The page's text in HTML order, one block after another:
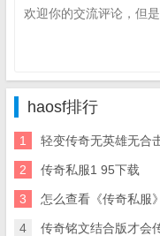
haosf排行
1 轻变传奇无英雄无合
2 传奇私服1 95下载
3 怎么查看《传奇私服
4 传奇铭文结合版才会